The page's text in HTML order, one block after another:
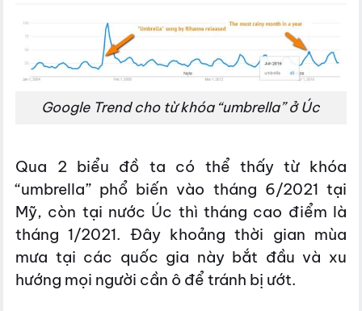
Google Trend cho từ khóa “umbrella” ở Úc
Qua 2 biểu đồ ta có thể thấy từ khóa
“umbrella” phổ biến vào tháng 6/2021 tại
Mỹ, còn tại nước Úc thì tháng cao điểm là
tháng 1/2021. Đây khoảng thời gian mùa
mưa tại các quốc gia này bắt đầu và xu
hướng mọi người cần ô để tránh bị ướt.